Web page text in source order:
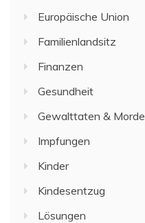
Europäische Union
Familienlandsitz
Finanzen
Gesundheit
Gewalttaten & Morde
Impfungen
Kinder
Kindesentzug
Lösungen